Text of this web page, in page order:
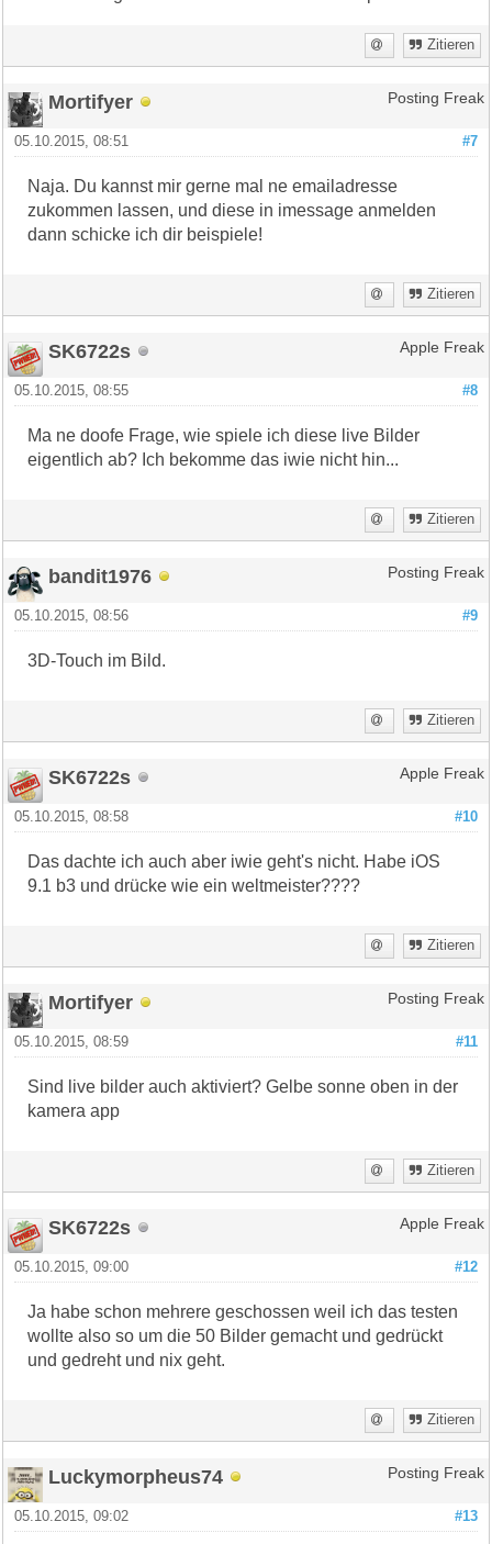
Zitieren
Mortifyer Posting Freak
#7
05.10.2015, 08:51
Naja. Du kannst mir gerne mal ne emailadresse
zukommen lassen, und diese in imessage anmelden
dann schicke ich dir beispiele!
Zitieren
SK6722s Apple Freak
#8
05.10.2015, 08:55
Ma ne doofe Frage, wie spiele ich diese live Bilder
eigentlich ab? Ich bekomme das iwie nicht hin...
Zitieren
bandit1976 Posting Freak
#9
05.10.2015, 08:56
3D-Touch im Bild.
Zitieren
SK6722s Apple Freak
#10
05.10.2015, 08:58
Das dachte ich auch aber iwie geht's nicht. Habe iOS
9.1 b3 und drücke wie ein weltmeister????
Zitieren
Mortifyer Posting Freak
#11
05.10.2015, 08:59
Sind live bilder auch aktiviert? Gelbe sonne oben in der
kamera app
Zitieren
SK6722s Apple Freak
#12
05.10.2015, 09:00
Ja habe schon mehrere geschossen weil ich das testen
wollte also so um die 50 Bilder gemacht und gedrückt
und gedreht und nix geht.
Zitieren
Luckymorpheus74 Posting Freak
#13
05.10.2015, 09:02